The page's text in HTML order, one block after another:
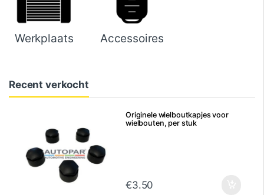
Werkplaats Accessoires
Recent verkocht
Originele wielboutkapjes voor
wielbouten, per stuk
€3.50